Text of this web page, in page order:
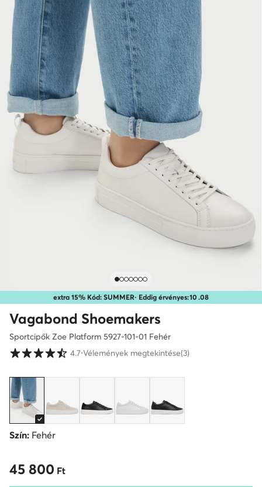
extra 15% Kód: SUMMER· Eddig érvényes:10 .08
Vagabond Shoemakers
Sportcipők Zoe Platform 5927-101-01 Fehér
Vásárlói értékelések 1-5 skálán
4.7⋅Vélemények megtekintése(3)
Szín: Fehér
45 800 Ft
45 800 Ft